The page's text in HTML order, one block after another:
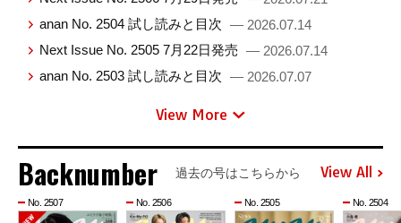
anan No. 2504 試し読みと目次 — 2026.07.14
Next Issue No. 2505 7月22日発売 — 2026.07.14
anan No. 2503 試し読みと目次 — 2026.07.07
View More
Backnumber 過去の号はこちらから View All
No. 2507 No. 2506 No. 2505 No. 2504